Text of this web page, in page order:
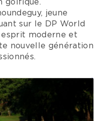
golfique.
jeune
sur le DP World
esprit moderne et
nouvelle génération